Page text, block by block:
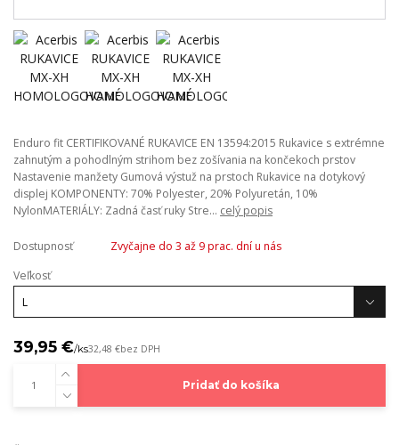
Enduro fit CERTIFIKOVANÉ RUKAVICE EN 13594:2015 Rukavice s extrémne
zahnutým a pohodlným strihom bez zošívania na končekoch prstov
Nastavenie manžety Gumová výstuž na prstoch Rukavice na dotykový
displej KOMPONENTY: 70% Polyester, 20% Polyuretán, 10%
NylonMATERIÁLY: Zadná časť ruky Stre... celý popis
Dostupnosť
Zvyčajne do 3 až 9 prac. dní u nás
Veľkosť
39,95 €/ks32,48 €bez DPH
Pridať do košíka